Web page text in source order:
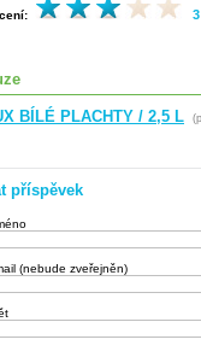
BÍLÉ PLACHTY / 2,5 L
příspěvek
(nebude zveřejněn)